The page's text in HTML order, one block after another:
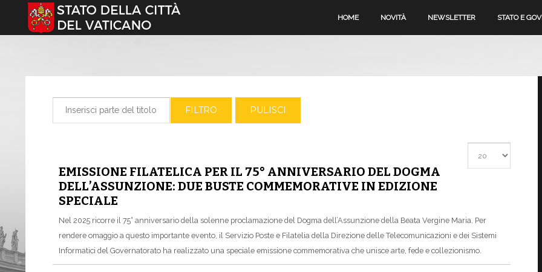
Seleziona la tua lingua HOME NOVITÀ NEWSLETTER STATO E
FILTRO PULISCI
EMISSIONE FILATELICA PER IL 75° ANNIVERSARIO DEL DOGMA
DELL’ASSUNZIONE: DUE BUSTE COMMEMORATIVE IN EDIZIONE
SPECIALE
Nel 2025 ricorre il 75° anniversario della solenne proclamazione del Dogma dell’Assunzione della Beata Vergine Maria. Per
rendere omaggio a questo importante evento, il Servizio Poste e Filatelia della Direzione delle Telecomunicazioni e dei Sistemi
Informatici del Governatorato ha realizzato una speciale emissione commemorativa che unisce arte, fede e collezionismo.